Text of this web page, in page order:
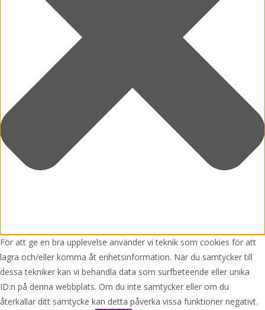
För att ge en bra upplevelse använder vi teknik som cookies för att
lagra och/eller komma åt enhetsinformation. När du samtycker till
dessa tekniker kan vi behandla data som surfbeteende eller unika
ID:n på denna webbplats. Om du inte samtycker eller om du
återkallar ditt samtycke kan detta påverka vissa funktioner negativt.